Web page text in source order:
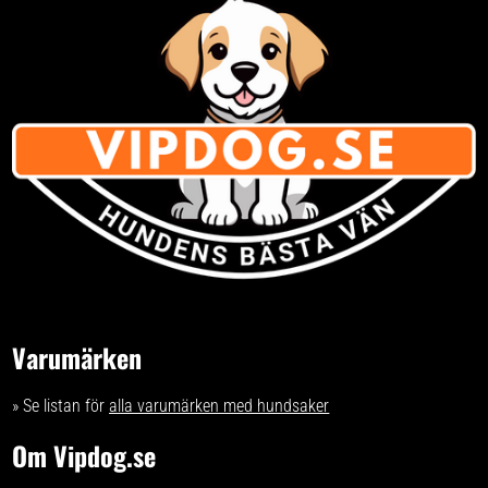
Varumärken
» Se listan föralla varumärken med hundsaker
Om Vipdog.se